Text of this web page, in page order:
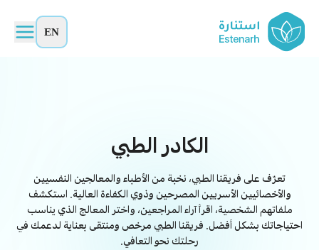
EN
الكادر الطبي
تعرّف على فريقنا الطبي، نخبة من الأطباء والمعالجين النفسيين
والأخصائيين الأسريين المصرحين وذوي الكفاءة العالية. استكشف
ملفاتهم الشخصية، اقرأ آراء المراجعين، واختر المعالج الذي يناسب
احتياجاتك بشكل أفضل. فريقنا الطبي مرخص ومنتقى بعناية لدعمك في
رحلتك نحو التعافي.